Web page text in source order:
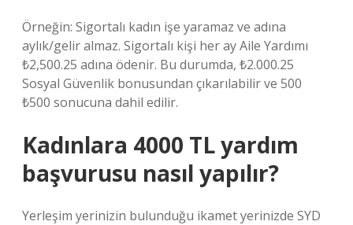
Örneğin: Sigortalı kadın işe yaramaz ve adına
aylık/gelir almaz. Sigortalı kişi her ay Aile Yardımı
₺2,500.25 adına ödenir. Bu durumda, ₺2.000.25
Sosyal Güvenlik bonusundan çıkarılabilir ve 500
₺500 sonucuna dahil edilir.
Kadınlara 4000 TL yardım
başvurusu nasıl yapılır?
Yerleşim yerinizin bulunduğu ikamet yerinizde SYD